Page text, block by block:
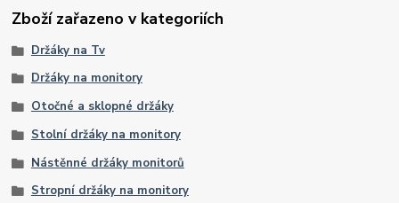
Zboží zařazeno v kategoriích
Držáky na Tv
Držáky na monitory
Otočné a sklopné držáky
Stolní držáky na monitory
Nástěnné držáky monitorů
Stropní držáky na monitory